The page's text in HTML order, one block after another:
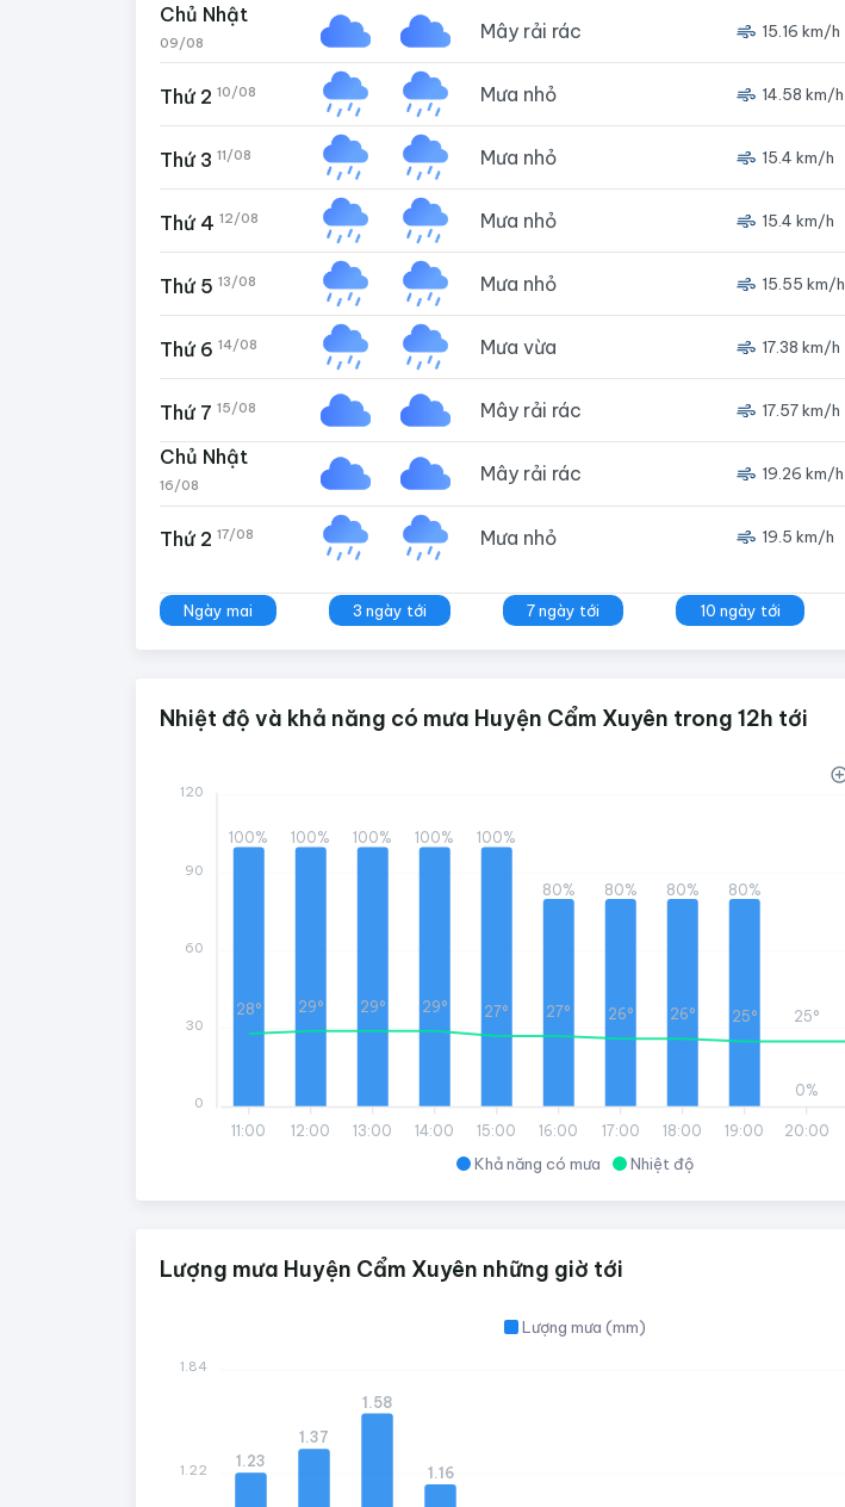
Chủ Nhật
09/08 Mây rải rác 15.16 km/h
Thứ 2 10/08 Mưa nhỏ 14.58 km/h
Thứ 3 11/08 Mưa nhỏ 15.4 km/h
Thứ 4 12/08 Mưa nhỏ 15.4 km/h
Thứ 5 13/08 Mưa nhỏ 15.55 km/h
Thứ 6 14/08 Mưa vừa 17.38 km/h
Thứ 7 15/08 Mây rải rác 17.57 km/h
Chủ Nhật
16/08 Mây rải rác 19.26 km/h
Thứ 2 17/08 Mưa nhỏ 19.5 km/h
Ngày mai 3 ngày tới 7 ngày tới 10 ngày tới
Nhiệt độ và khả năng có mưa Huyện Cẩm Xuyên trong 12h tới
Khả năng có mưa Nhiệt độ
11:00 12:00 13:00 14:00 15:00 16:00 17:00 18:00 19:00 20:00
100% 100% 100% 100% 100%
80% 80% 80% 80%
0%
28° 29° 29° 29° 27° 27° 26° 26° 25° 25°
120
90
60
30
0
Lượng mưa Huyện Cẩm Xuyên những giờ tới
Lượng mưa (mm)
1.23
1.37
1.58
1.16
1.84
1.22